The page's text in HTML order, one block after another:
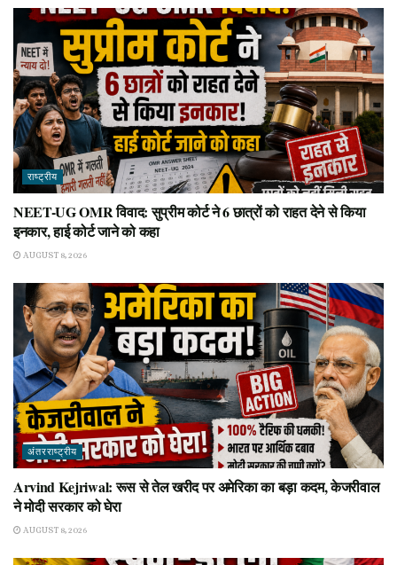
राष्ट्रीय
NEET-UG OMR विवाद: सुप्रीम कोर्ट ने 6 छात्रों को राहत देने से किया
इनकार, हाई कोर्ट जाने को कहा
AUGUST 8, 2026
अंतरराष्ट्रीय
Arvind Kejriwal: रूस से तेल खरीद पर अमेरिका का बड़ा कदम, केजरीवाल
ने मोदी सरकार को घेरा
AUGUST 8, 2026